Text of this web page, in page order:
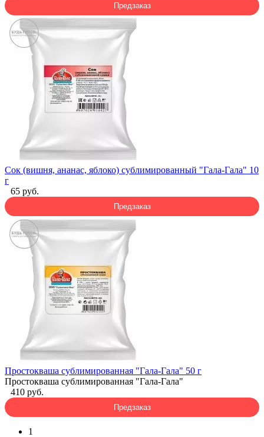
Предзаказ
Сок (вишня, ананас, яблоко) сублимированный "Гала-Гала" 10
г
65 руб.
Предзаказ
Простокваша сублимированная "Гала-Гала" 50 г
Простокваша сублимированная "Гала-Гала"
410 руб.
Предзаказ
1